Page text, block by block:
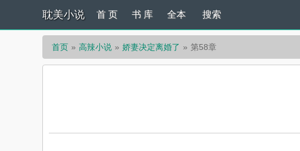
耽美小说 首 页 书 库 全本 搜索
首页 高辣小说 娇妻决定离婚了 第58章